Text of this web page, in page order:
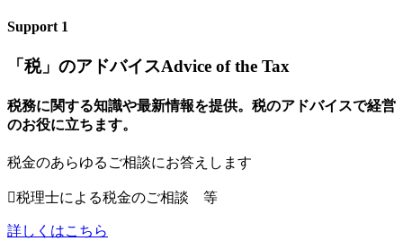
Support 1
「税」のアドバイスAdvice of the Tax
税務に関する知識や最新情報を提供。税のアドバイスで経営
のお役に立ちます。
税金のあらゆるご相談にお答えします
税理士による税金のご相談 等
詳しくはこちら